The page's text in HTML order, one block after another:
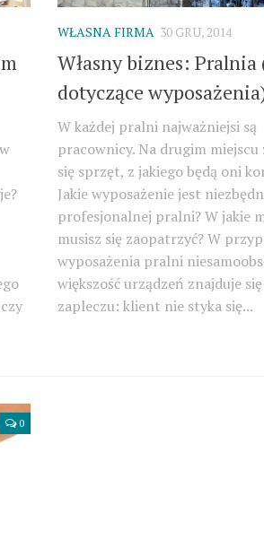
WŁASNA FIRMA 30 GRU, 2014
Własny biznes: Pralnia
dotyczące
W każdej pralni najważniejsi są
pracownicy. Na drugim miejscu
się sprzęt, z jakiego będą oni
Jakie wyposażenie jest
profesjonalnej pralni? W jakie
musisz się zaopatrzyć? W
wyposażenia pralni
większość urządzeń znajduje
zapleczu: klient nie styka się...
0